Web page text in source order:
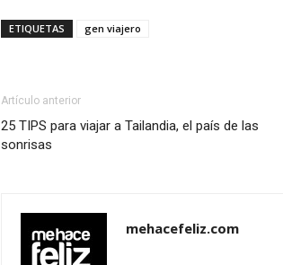
ETIQUETAS gen viajero
Artículo anterior
25 TIPS para viajar a Tailandia, el país de las
sonrisas
mehacefeliz.com